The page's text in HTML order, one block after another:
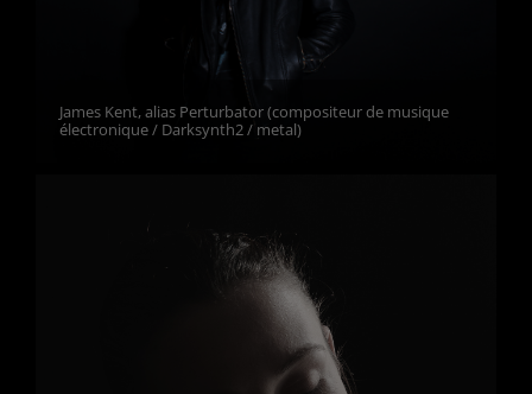
James Kent, alias Perturbator (compositeur de musique
électronique / Darksynth2 / metal)